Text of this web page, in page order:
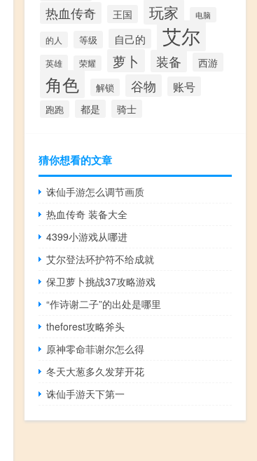
热血传奇 王国 玩家 电脑
的人 等级 自己的 艾尔
英雄 荣耀 萝卜 装备 西游
角色 解锁 谷物 账号
跑跑 都是 骑士
猜你想看的文章
诛仙手游怎么调节画质
热血传奇 装备大全
4399小游戏从哪进
艾尔登法环护符不给成就
保卫萝卜挑战37攻略游戏
“作诗谢二子”的出处是哪里
theforest攻略斧头
原神零命菲谢尔怎么得
冬天大葱多久发芽开花
诛仙手游天下第一